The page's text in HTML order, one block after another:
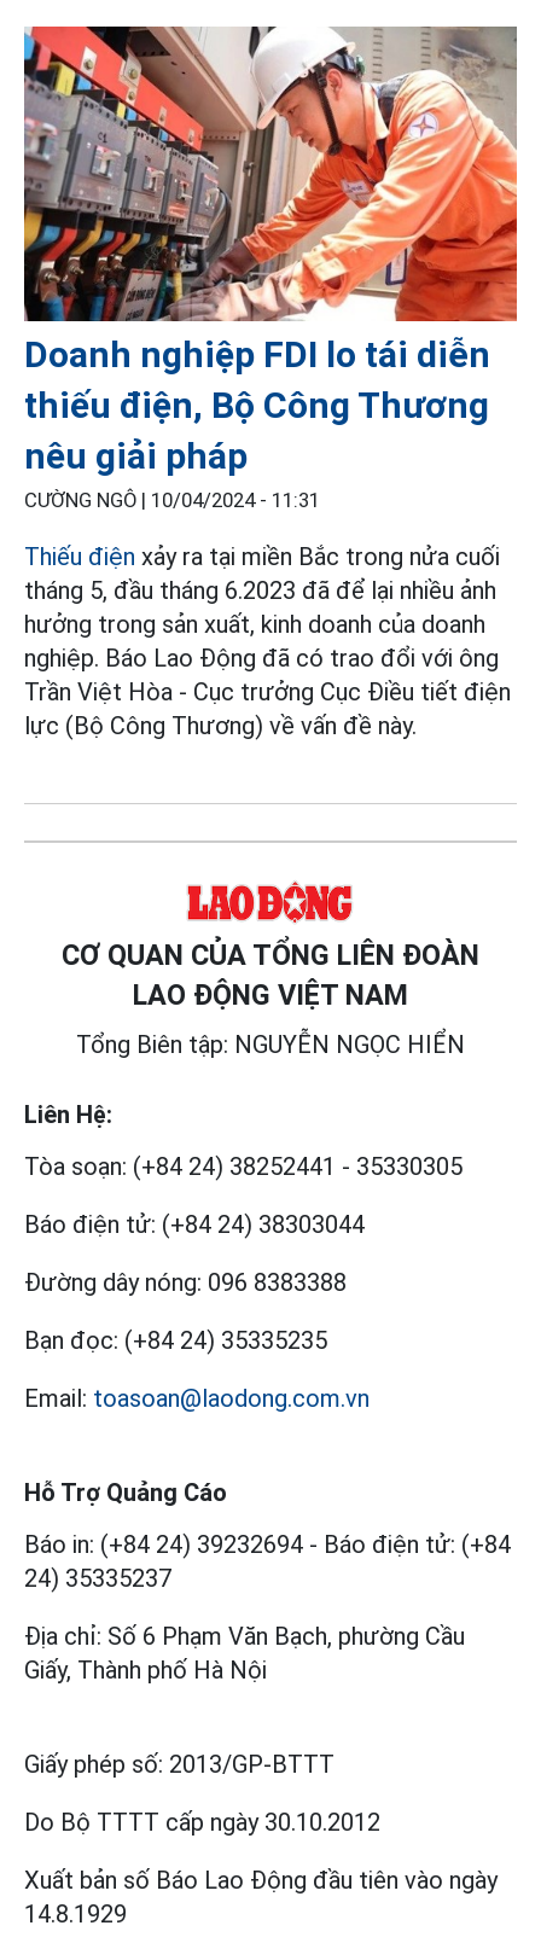
Doanh nghiệp FDI lo tái diễn
thiếu điện, Bộ Công Thương
nêu giải pháp
CƯỜNG NGÔ | 10/04/2024 - 11:31
Thiếu điện xảy ra tại miền Bắc trong nửa cuối
tháng 5, đầu tháng 6.2023 đã để lại nhiều ảnh
hưởng trong sản xuất, kinh doanh của doanh
nghiệp. Báo Lao Động đã có trao đổi với ông
Trần Việt Hòa - Cục trưởng Cục Điều tiết điện
lực (Bộ Công Thương) về vấn đề này.
CƠ QUAN CỦA TỔNG LIÊN ĐOÀN
LAO ĐỘNG VIỆT NAM
Tổng Biên tập: NGUYỄN NGỌC HIỂN
Liên Hệ:
Tòa soạn: (+84 24) 38252441 - 35330305
Báo điện tử: (+84 24) 38303044
Đường dây nóng: 096 8383388
Bạn đọc: (+84 24) 35335235
Email: toasoan@laodong.com.vn
Hỗ Trợ Quảng Cáo
Báo in: (+84 24) 39232694 - Báo điện tử: (+84
24) 35335237
Địa chỉ: Số 6 Phạm Văn Bạch, phường Cầu
Giấy, Thành phố Hà Nội
Giấy phép số: 2013/GP-BTTT
Do Bộ TTTT cấp ngày 30.10.2012
Xuất bản số Báo Lao Động đầu tiên vào ngày
14.8.1929